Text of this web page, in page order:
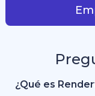
¿Qué es